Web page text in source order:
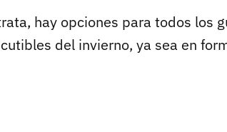
hay opciones para todos los
del invierno, ya sea en